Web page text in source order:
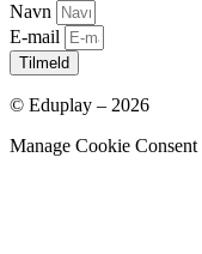
Navn
E-mail
Tilmeld
© Eduplay – 2026
Manage Cookie Consent